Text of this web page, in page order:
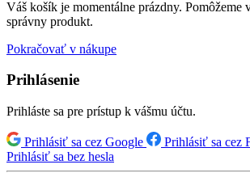
Váš košík je momentálne prázdny. Pomôžeme
správny produkt.
Pokračovať v nákupe
Prihlásenie
Prihláste sa pre prístup k vášmu účtu.
Prihlásiť sa cez Google
Prihlásiť sa cez
Prihlásiť sa bez hesla